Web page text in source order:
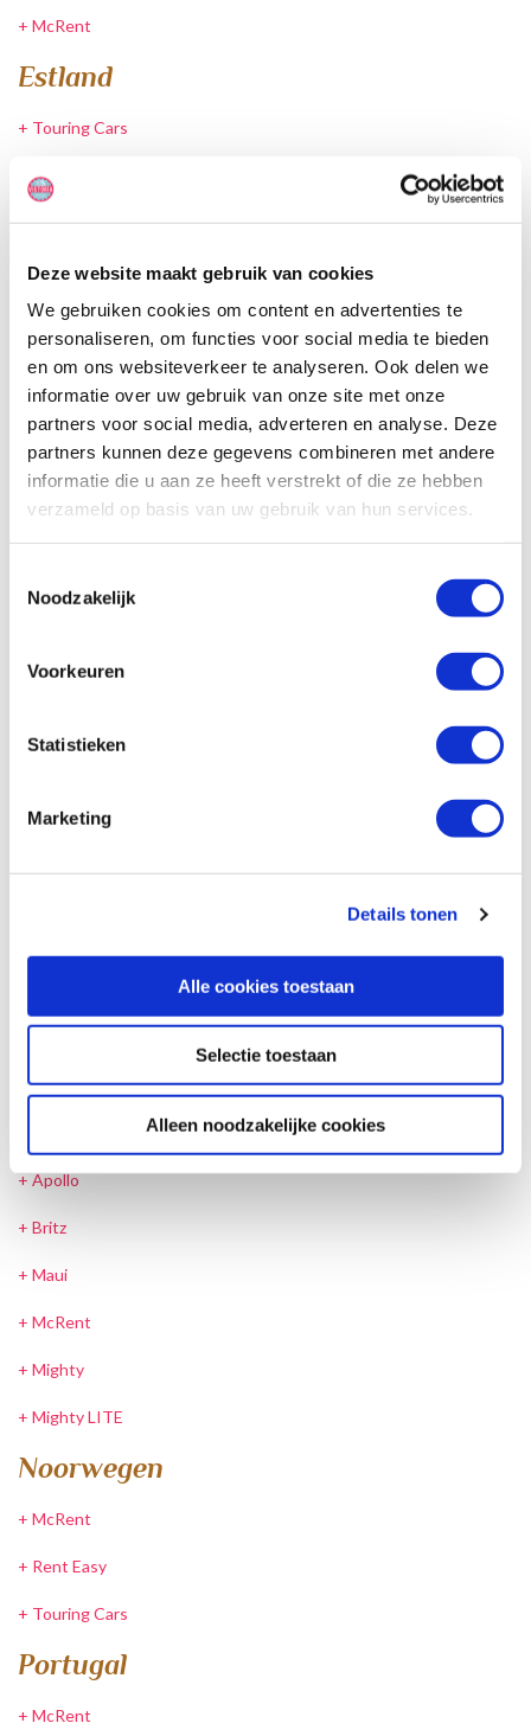
Deze website maakt gebruik van cookies
We gebruiken cookies om content en advertenties te
personaliseren, om functies voor social media te bieden
en om ons websiteverkeer te analyseren. Ook delen we
informatie over uw gebruik van onze site met onze
partners voor social media, adverteren en analyse. Deze
partners kunnen deze gegevens combineren met andere
informatie die u aan ze heeft verstrekt of die ze hebben
verzameld op basis van uw gebruik van hun services.
Noodzakelijk
Voorkeuren
Statistieken
Marketing
Details tonen
Alle cookies toestaan
Selectie toestaan
Alleen noodzakelijke cookies
+ McRent
Estland
+ Touring Cars
Finland
+Touring Cars
+Mcrent
Griekenland
+Rent Easy
Ierland
+McRent
IJsland
+Rent Easy
Namibië
+Rent Easy
+Touring Cars
Nieuw-Zeeland
+Apollo
+ Britz
+ Maui
+ McRent
+ Mighty
+ Mighty LITE
Noorwegen
+ McRent
+ Rent Easy
+ Touring Cars
Portugal
+ McRent